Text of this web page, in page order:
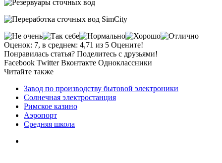
Оценок: 7, в среднем: 4,71 из 5 Оцените!
Понравилась статья? Поделитесь с друзьями!
Facebook Twitter Вконтакте Одноклассники
Читайте также
Завод по производству бытовой электроники
Солнечная электростанция
Римское казино
Аэропорт
Средняя школа